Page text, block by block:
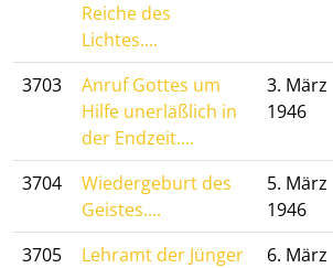
Reiche des
Lichtes....
3703
Anruf Gottes um
Hilfe unerläßlich in
der Endzeit....
3. März
1946
3704
Wiedergeburt des
Geistes....
5. März
1946
3705
Lehramt der Jünger
6. März